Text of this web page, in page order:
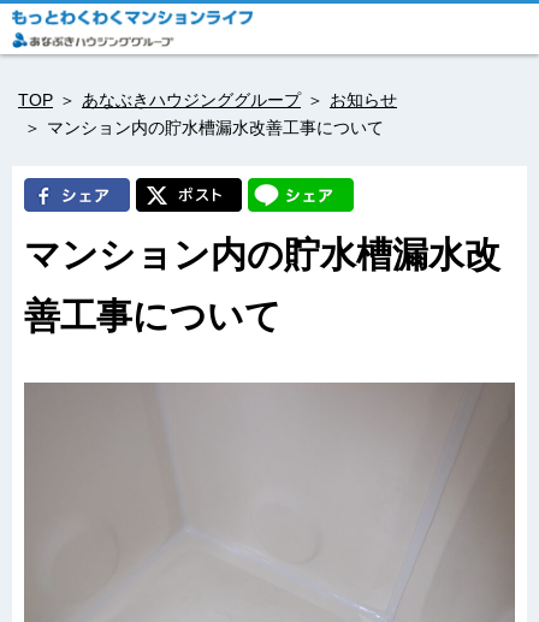
TOP あなぶきハウジンググループ
お知らせ
マンション内の貯水槽漏水改善工事について
マンション内の貯水槽漏水改
善工事について